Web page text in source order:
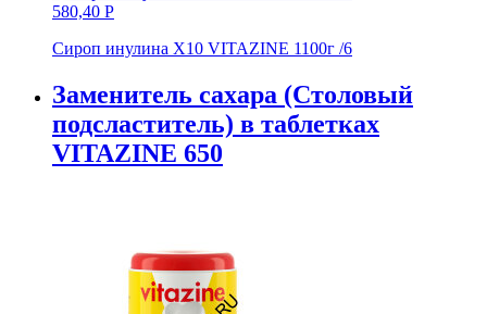
580,40 Р
Сироп инулина Х10 VITAZINE 1100г /6
Заменитель сахара (Столовый
подсластитель) в таблетках
VITAZINE 650